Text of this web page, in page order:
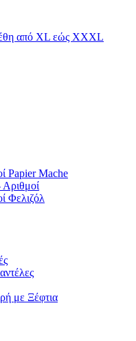
από XL εώς XXXL
Papier Mache
Φελιζόλ
με Ξέφτια